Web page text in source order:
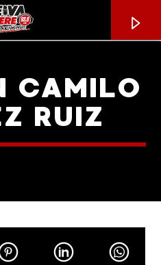
CAMILO
RUIZ